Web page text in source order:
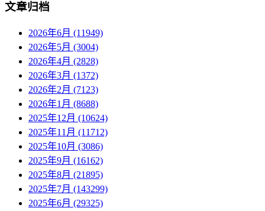
文章归档
2026年6月 (11949)
2026年5月 (3004)
2026年4月 (2828)
2026年3月 (1372)
2026年2月 (7123)
2026年1月 (8688)
2025年12月 (10624)
2025年11月 (11712)
2025年10月 (3086)
2025年9月 (16162)
2025年8月 (21895)
2025年7月 (143299)
2025年6月 (29325)